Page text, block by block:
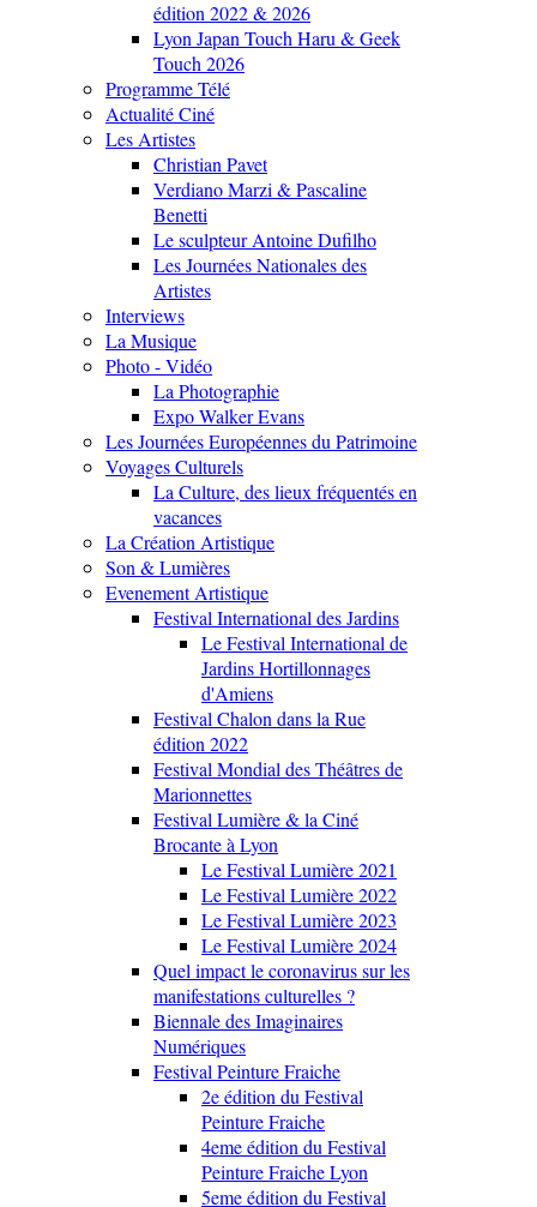
édition 2022 & 2026
Lyon Japan Touch Haru & Geek
Touch 2026
Programme Télé
Actualité Ciné
Les Artistes
Christian Pavet
Verdiano Marzi & Pascaline
Benetti
Le sculpteur Antoine Dufilho
Les Journées Nationales des
Artistes
Interviews
La Musique
Photo - Vidéo
La Photographie
Expo Walker Evans
Les Journées Européennes du Patrimoine
Voyages Culturels
La Culture, des lieux fréquentés en
vacances
La Création Artistique
Son & Lumières
Evenement Artistique
Festival International des Jardins
Le Festival International de
Jardins Hortillonnages
d'Amiens
Festival Chalon dans la Rue
édition 2022
Festival Mondial des Théâtres de
Marionnettes
Festival Lumière & la Ciné
Brocante à Lyon
Le Festival Lumière 2021
Le Festival Lumière 2022
Le Festival Lumière 2023
Le Festival Lumière 2024
Quel impact le coronavirus sur les
manifestations culturelles ?
Biennale des Imaginaires
Numériques
Festival Peinture Fraiche
2e édition du Festival
Peinture Fraiche
4eme édition du Festival
Peinture Fraiche Lyon
5eme édition du Festival